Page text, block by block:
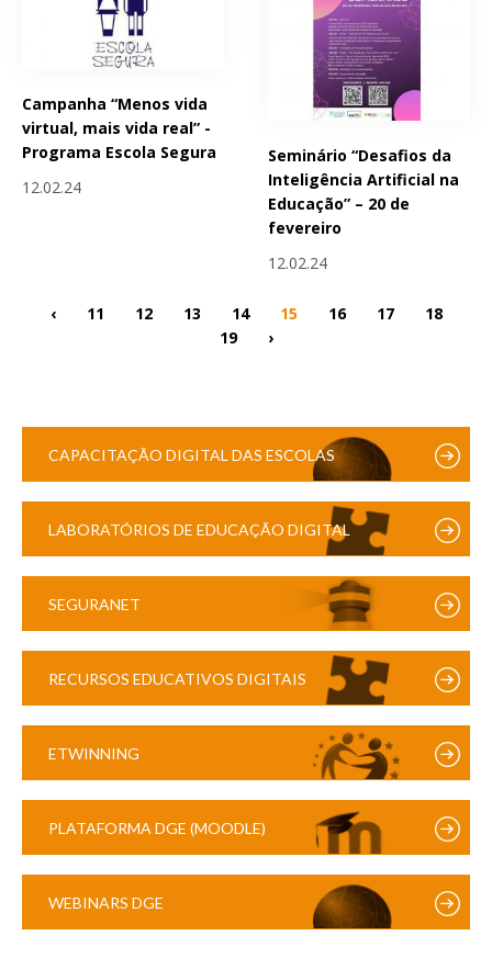
Campanha “Menos vida
virtual, mais vida real” -
Programa Escola Segura
12.02.24
Seminário “Desafios da
Inteligência Artificial na
Educação” – 20 de
fevereiro
12.02.24
‹ 11 12 13 14 15 16 17
18
19
›
CAPACITAÇÃO DIGITAL DAS ESCOLAS
LABORATÓRIOS DE EDUCAÇÃO DIGITAL
SEGURANET
RECURSOS EDUCATIVOS DIGITAIS
ETWINNING
PLATAFORMA DGE (MOODLE)
WEBINARS DGE